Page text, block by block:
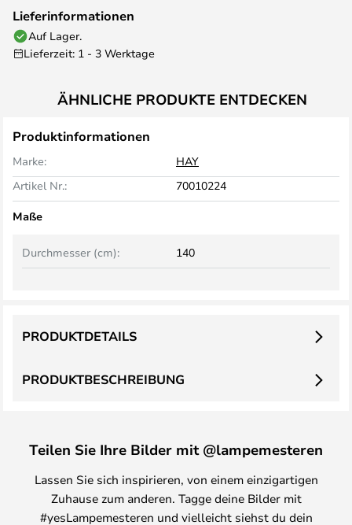
Lieferinformationen
Auf Lager.
Lieferzeit: 1 - 3 Werktage
ÄHNLICHE PRODUKTE ENTDECKEN
Produktinformationen
Marke:
HAY
Artikel Nr.:
70010224
Maße
Durchmesser (cm): 140
PRODUKTBESCHREIBUNG
PRODUKTDETAILS
Teilen Sie Ihre Bilder mit @lampemesteren
Lassen Sie sich inspirieren, von einem einzigartigen
Zuhause zum anderen. Tagge deine Bilder mit
#yesLampemesteren und vielleicht siehst du dein